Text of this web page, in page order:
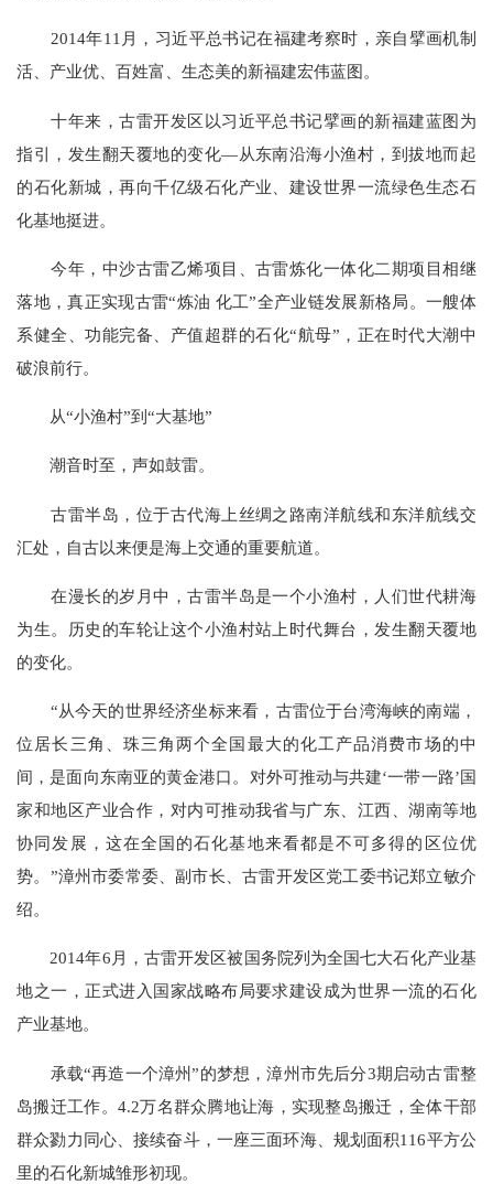
2014年11月，习近平总书记在福建考察时，亲自擘画机制
活、产业优、百姓富、生态美的新福建宏伟蓝图。
十年来，古雷开发区以习近平总书记擘画的新福建蓝图为
指引，发生翻天覆地的变化—从东南沿海小渔村，到拔地而起
的石化新城，再向千亿级石化产业、建设世界一流绿色生态石
化基地挺进。
今年，中沙古雷乙烯项目、古雷炼化一体化二期项目相继
落地，真正实现古雷“炼油 化工”全产业链发展新格局。一艘体
系健全、功能完备、产值超群的石化“航母”，正在时代大潮中
破浪前行。
从“小渔村”到“大基地”
潮音时至，声如鼓雷。
古雷半岛，位于古代海上丝绸之路南洋航线和东洋航线交
汇处，自古以来便是海上交通的重要航道。
在漫长的岁月中，古雷半岛是一个小渔村，人们世代耕海
为生。历史的车轮让这个小渔村站上时代舞台，发生翻天覆地
的变化。
“从今天的世界经济坐标来看，古雷位于台湾海峡的南端，
位居长三角、珠三角两个全国最大的化工产品消费市场的中
间，是面向东南亚的黄金港口。对外可推动与共建‘一带一路’国
家和地区产业合作，对内可推动我省与广东、江西、湖南等地
协同发展，这在全国的石化基地来看都是不可多得的区位优
势。”漳州市委常委、副市长、古雷开发区党工委书记郑立敏介
绍。
2014年6月，古雷开发区被国务院列为全国七大石化产业基
地之一，正式进入国家战略布局要求建设成为世界一流的石化
产业基地。
承载“再造一个漳州”的梦想，漳州市先后分3期启动古雷整
岛搬迁工作。4.2万名群众腾地让海，实现整岛搬迁，全体干部
群众勠力同心、接续奋斗，一座三面环海、规划面积116平方公
里的石化新城雏形初现。